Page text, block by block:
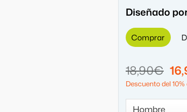
Diseñado
Comprar
18,90€ El
Descuento del